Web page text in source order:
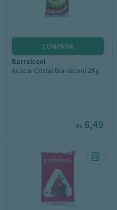
barralcool
Açúcar Cristal Barrálcool 2Kg
R$ 6,49